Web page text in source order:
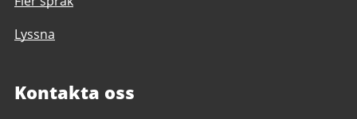
Lyssna
Kontakta oss